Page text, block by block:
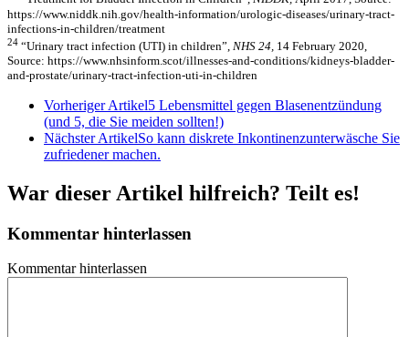
https://www.niddk.nih.gov/health-information/urologic-diseases/urinary-tract-
infections-in-children/treatment
24 “Urinary tract infection (UTI) in children”, NHS 24, 14 February 2020,
Source: https://www.nhsinform.scot/illnesses-and-conditions/kidneys-bladder-
and-prostate/urinary-tract-infection-uti-in-children
Vorheriger Artikel5 Lebensmittel gegen Blasenentzündung
(und 5, die Sie meiden sollten!)
Nächster ArtikelSo kann diskrete Inkontinenzunterwäsche Sie
zufriedener machen.
War dieser Artikel hilfreich? Teilt es!
Kommentar hinterlassen
Kommentar hinterlassen